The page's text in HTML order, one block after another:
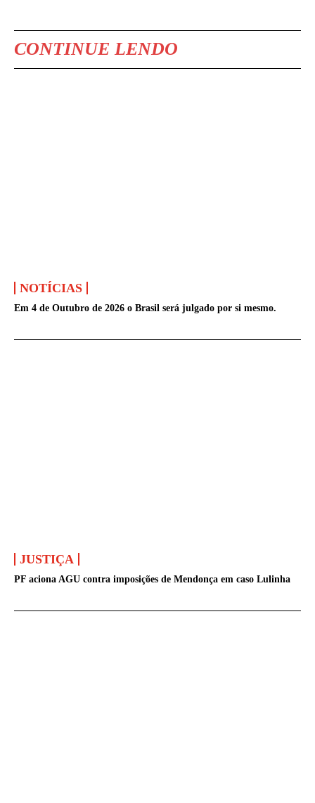
CONTINUE LENDO
NOTÍCIAS
Em 4 de Outubro de 2026 o Brasil será julgado por si mesmo.
JUSTIÇA
PF aciona AGU contra imposições de Mendonça em caso Lulinha